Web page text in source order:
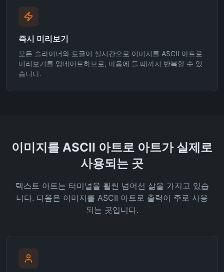
즉시 미리보기
모든 슬라이더와 토글이 실시간으로 이미지를 ASCII 아트로
미리보기를 업데이트하므로, 마음에 들 때까지 반복할 수 있
습니다.
이미지를 ASCII 아트로 아트가 실제로
사용되는 곳
텍스트 아트는 터미널을 훨씬 넘어선 삶을 가지고 있습
니다. 다음은 이미지를 ASCII 아트로 출력이 주로 사용
되는 곳입니다.